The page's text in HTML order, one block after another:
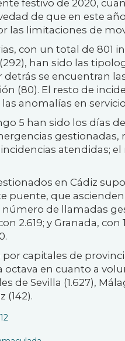
festivo de 2020,
de que en este
las limitaciones de
con un total de 801
han sido las
detrás se encuentran
(80). El resto de
anomalías en
5 han sido los días
atendidas; el
en Cádiz
puente, que
de llamadas
2.619; y Granada,
capitales de
octava en cuanto a
de Sevilla (1.627),
(142).